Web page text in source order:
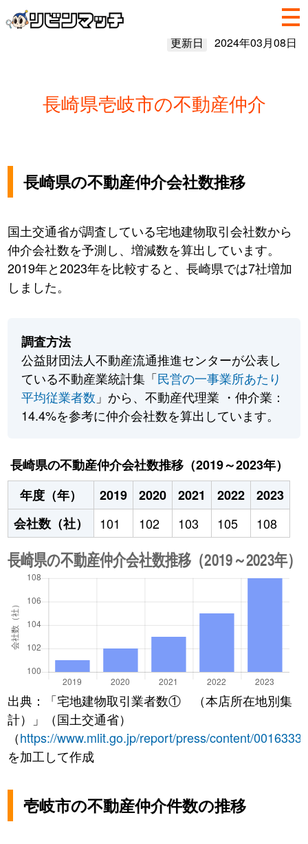
更新日 2024年03月08日
長崎県壱岐市の不動産仲介
長崎県の不動産仲介会社数推移
国土交通省が調査している宅地建物取引会社数から
仲介会社数を予測し、増減数を算出しています。
2019年と2023年を比較すると、長崎県では7社増加
しました。
調査方法
公益財団法人不動産流通推進センターが公表し
ている不動産業統計集「民営の一事業所あたり
平均従業者数 」から、不動産代理業 ・仲介業：
14.4%を参考に仲介会社数を算出しています。
長崎県の不動産仲介会社数推移（2019～2023年）
年度（年）
2019 2020 2021 2022
2023
会社数（社）
101 102 103 105 108
出典：「宅地建物取引業者数① （本店所在地別集
計）」（国土交通省）
（https://www.mlit.go.jp/report/press/content/
を加工して作成
壱岐市の不動産仲介件数の推移